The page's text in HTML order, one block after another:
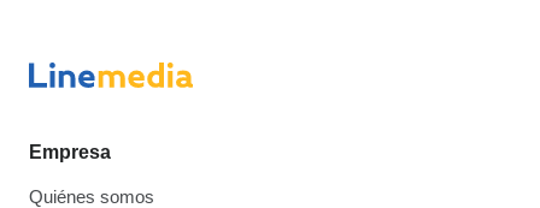
Empresa
Quiénes somos